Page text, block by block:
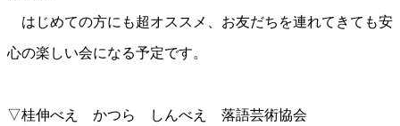
はじめての方にも超オススメ、お友だちを連れてきても安
心の楽しい会になる予定です。
▽桂伸べえ かつら しんべえ 落語芸術協会